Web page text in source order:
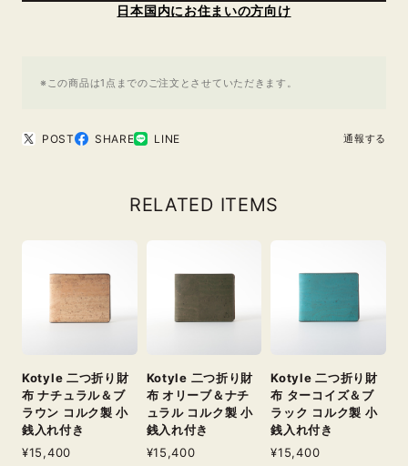
日本国内にお住まいの方向け
※この商品は1点までのご注文とさせていただきます。
POST SHARE LINE 通報する
RELATED ITEMS
Kotyle 二つ折り財
布 ナチュラル＆ブ
ラウン コルク製 小
銭入れ付き
¥15,400
Kotyle 二つ折り財
布 オリーブ＆ナチ
ュラル コルク製 小
銭入れ付き
¥15,400
Kotyle 二つ折り財
布 ターコイズ＆ブ
ラック コルク製 小
銭入れ付き
¥15,400